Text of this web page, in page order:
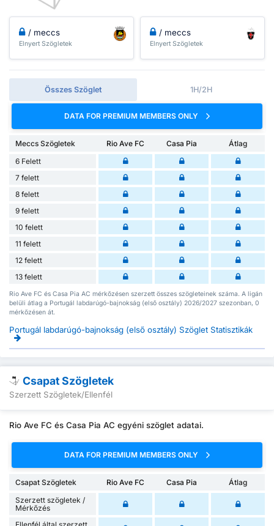
/ meccs
Elnyert Szögletek
/ meccs
Elnyert Szögletek
Összes Szöglet 1H/2H
DATA FOR PREMIUM MEMBERS ONLY
Meccs Szögletek Rio Ave FC Casa Pia
Átlag
6 Felett
7 felett
8 felett
9 felett
10 felett
11 felett
12 felett
13 felett
Rio Ave FC és Casa Pia AC mérkőzésen szerzett összes szögleteinek száma. A ligán
belüli átlag a Portugál labdarúgó-bajnokság (első osztály) 2026/2027 szezonban, 0
mérkőzésen át.
Portugál labdarúgó-bajnokság (első osztály) Szöglet Statisztikák
Csapat Szögletek
Szerzett Szögletek/Ellenfél
Rio Ave FC és Casa Pia AC egyéni szöglet adatai.
DATA FOR PREMIUM MEMBERS ONLY
Csapat Szögletek Rio Ave FC Casa Pia
Átlag
Szerzett szögletek /
Mérkőzés